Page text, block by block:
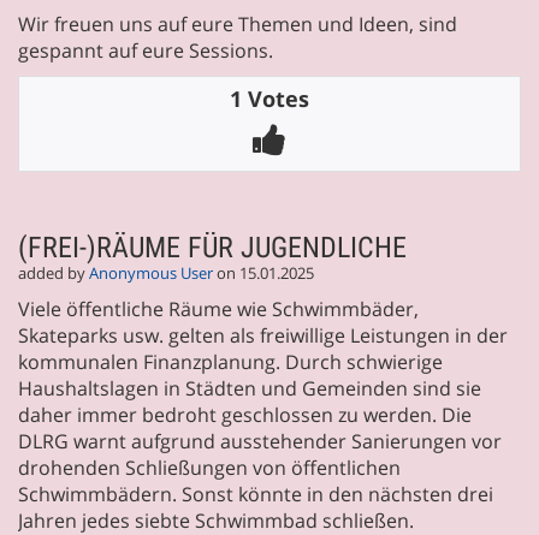
Wir freuen uns auf eure Themen und Ideen, sind
gespannt auf eure Sessions.
1 Votes
(FREI-)RÄUME FÜR JUGENDLICHE
added byAnonymous Useron 15.01.2025
Viele öffentliche Räume wie Schwimmbäder,
Skateparks usw. gelten als freiwillige Leistungen in der
kommunalen Finanzplanung. Durch schwierige
Haushaltslagen in Städten und Gemeinden sind sie
daher immer bedroht geschlossen zu werden. Die
DLRG warnt aufgrund ausstehender Sanierungen vor
drohenden Schließungen von öffentlichen
Schwimmbädern. Sonst könnte in den nächsten drei
Jahren jedes siebte Schwimmbad schließen.